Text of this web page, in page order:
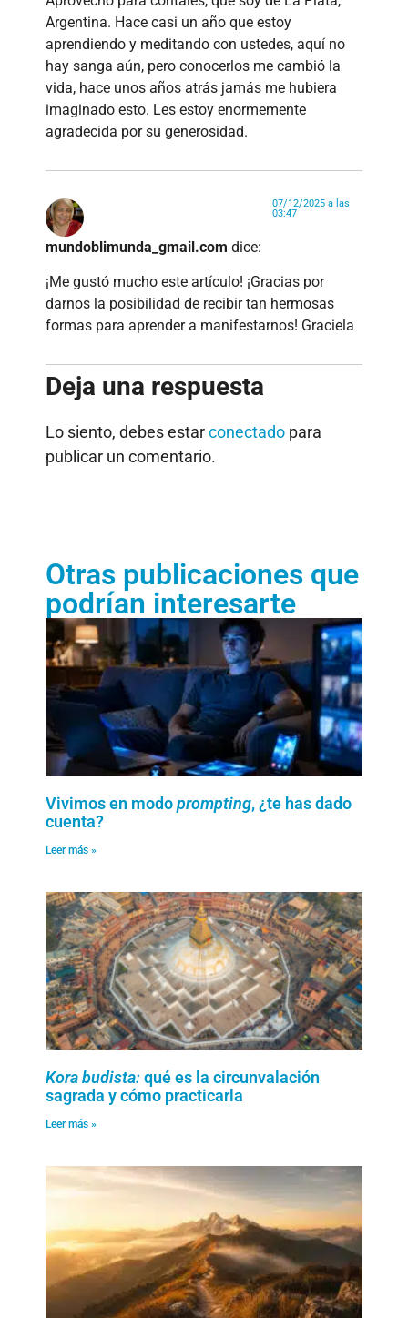
Argentina. Hace casi un año que estoy
aprendiendo y meditando con ustedes, aquí no
hay sanga aún, pero conocerlos me cambió la
vida, hace unos años atrás jamás me hubiera
imaginado esto. Les estoy enormemente
agradecida por su generosidad.
mundoblimunda_gmail.com dice:
07/12/2025 a las
03:47
¡Me gustó mucho este artículo! ¡Gracias por
darnos la posibilidad de recibir tan hermosas
formas para aprender a manifestarnos! Graciela
Deja una respuesta
Lo siento, debes estarconectado para
publicar un comentario.
Otras publicaciones que
podrían interesarte
Vivimos en modoprompting, ¿te has dado
cuenta?
Leer más »
Kora budista:qué es la circunvalación
sagrada y cómo practicarla
Leer más »